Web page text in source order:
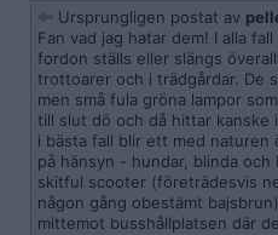
Ursprungligen postat av
Fan vad jag hatar dem! I alla
fordon ställs eller slängs
trottoarer och i trädgårdar. De
men små fula gröna lampor
till slut dö och då hittar
i bästa fall blir ett med naturen
på hänsyn - hundar, blinda
skitful scooter (företrädesvis
någon gång obestämt
mittemot busshållplatsen där